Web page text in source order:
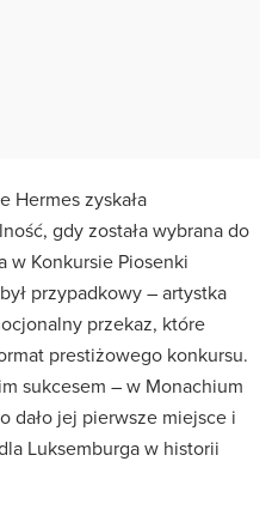
Hermes zyskała
gdy została wybrana do
w Konkursie Piosenki
przypadkowy – artystka
przekaz, które
prestiżowego konkursu.
sukcesem – w Monachium
dało jej pierwsze miejsce i
Luksemburga w historii